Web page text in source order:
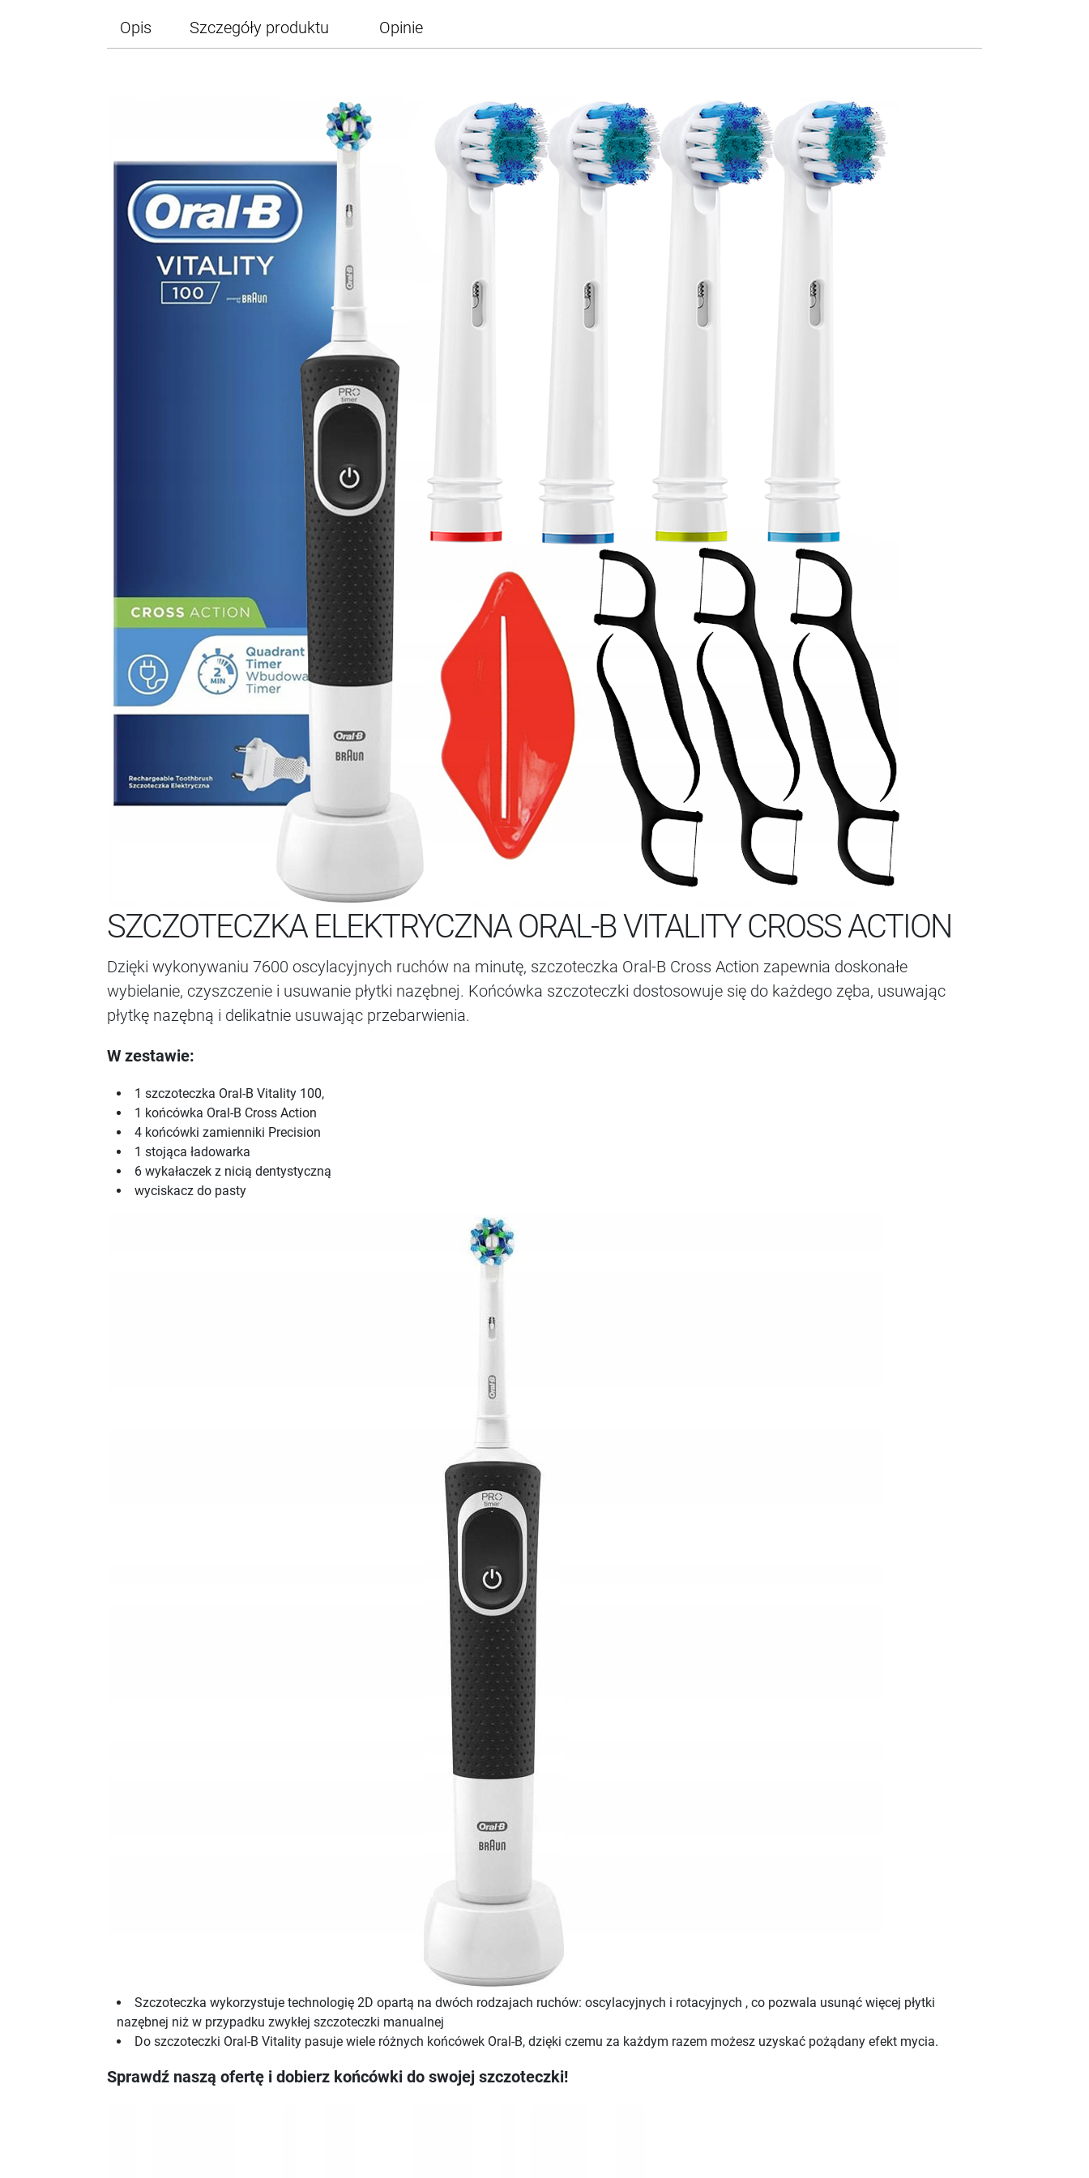
Opis Szczegóły produktu Opinie
SZCZOTECZKA ELEKTRYCZNA ORAL-B VITALITY CROSS ACTION
Dzięki wykonywaniu 7600 oscylacyjnych ruchów na minutę, szczoteczka Oral-B Cross Action zapewnia doskonałe
wybielanie, czyszczenie i usuwanie płytki nazębnej. Końcówka szczoteczki dostosowuje się do każdego zęba, usuwając
płytkę nazębną i delikatnie usuwając przebarwienia.
W zestawie:
1 szczoteczka Oral-B Vitality 100,
1 końcówka Oral-B Cross Action
4 końcówki zamienniki Precision
1 stojąca ładowarka
6 wykałaczek z nicią dentystyczną
wyciskacz do pasty
Szczoteczka wykorzystuje technologię 2D opartą na dwóch rodzajach ruchów: oscylacyjnych i rotacyjnych , co pozwala usunąć więcej płytki
nazębnej niż w przypadku zwykłej szczoteczki manualnej
Do szczoteczki Oral-B Vitality pasuje wiele różnych końcówek Oral-B, dzięki czemu za każdym razem możesz uzyskać pożądany efekt mycia.
Sprawdź naszą ofertę i dobierz końcówki do swojej szczoteczki!